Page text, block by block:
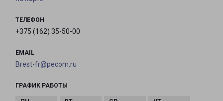
ТЕЛЕФОН
+375 (162) 35-50-00
EMAIL
Brest-fr@pecom.ru
ГРАФИК РАБОТЫ